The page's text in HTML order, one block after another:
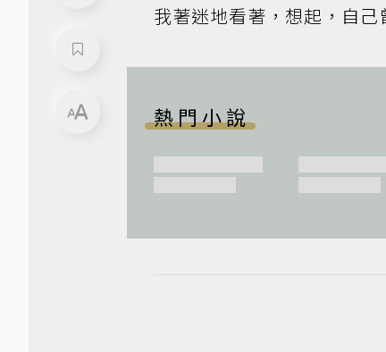
我著迷地看著，想起，自己
熱門小說